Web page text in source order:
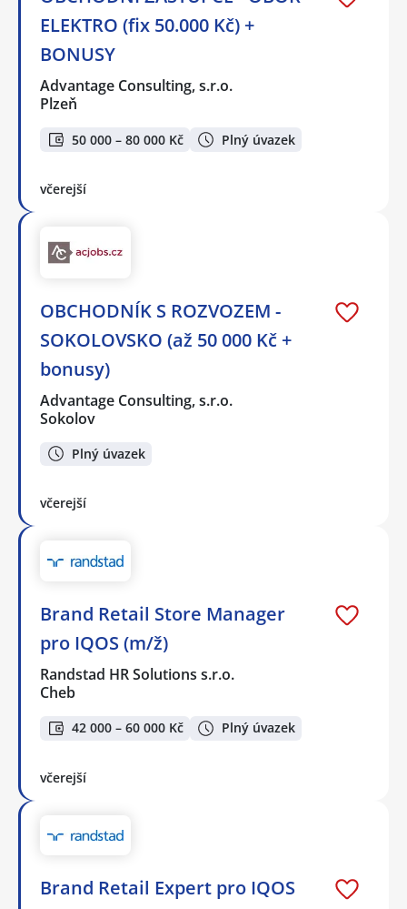
ELEKTRO (fix 50.000 Kč) +
BONUSY
Advantage Consulting, s.r.o.
Plzeň
50 000 – 80 000 Kč Plný úvazek
včerejší
OBCHODNÍK S ROZVOZEM -
SOKOLOVSKO (až 50 000 Kč +
bonusy)
Advantage Consulting, s.r.o.
Sokolov
Plný úvazek
včerejší
Brand Retail Store Manager
pro IQOS (m/ž)
Randstad HR Solutions s.r.o.
Cheb
42 000 – 60 000 Kč Plný úvazek
včerejší
Brand Retail Expert pro IQOS